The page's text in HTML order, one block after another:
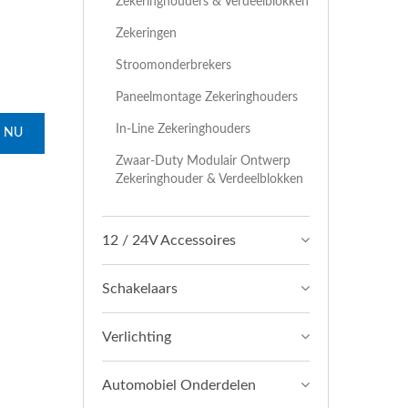
NU
Zekeringen
Stroomonderbrekers
Paneelmontage Zekeringhouders
In-Line Zekeringhouders
Zwaar-Duty Modulair Ontwerp
Zekeringhouder & Verdeelblokken
12 / 24V Accessoires
Schakelaars
Verlichting
Automobiel Onderdelen